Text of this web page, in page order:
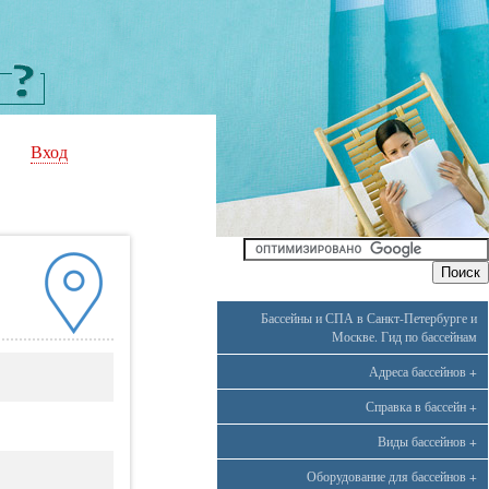
Вход
Бассейны и СПА в Санкт-Петербурге и
Москве. Гид по бассейнам
Адреса бассейнов +
Справка в бассейн +
Виды бассейнов +
Оборудование для бассейнов +